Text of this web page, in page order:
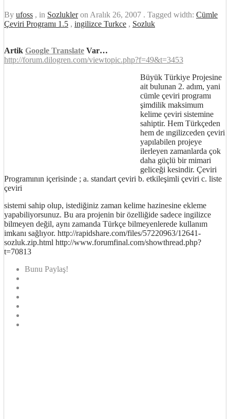
By ufoss , in Sozlukleron Aralık 26, 2007 . Tagged width: Cümle
Çeviri Programı 1.5 , ingilizce Turkce , Sozluk
Artik Google Translate Var…
http://forum.dilogren.com/viewtopic.php?f=49&t=3453
Büyük Türkiye Projesine
ait bulunan 2. adım, yani
cümle çeviri programı
şimdilik maksimum
kelime çeviri sistemine
sahiptir. Hem Türkçeden
hem de ıngilizceden çeviri
yapılabilen projeye
ilerleyen zamanlarda çok
daha güçlü bir mimari
geliceği kesindir. Çeviri
Programının içerisinde ; a. standart çeviri b. etkileşimli çeviri c. liste
çeviri
sistemi sahip olup, istediğiniz zaman kelime hazinesine ekleme
yapabiliyorsunuz. Bu ara projenin bir özelliğide sadece ingilizce
bilmeyen değil, aynı zamanda Türkçe bilmeyenlerede kullanım
imkanı sağlıyor. http://rapidshare.com/files/57220963/12641-
sozluk.zip.html http://www.forumfinal.com/showthread.php?
t=70813
Bunu Paylaş!